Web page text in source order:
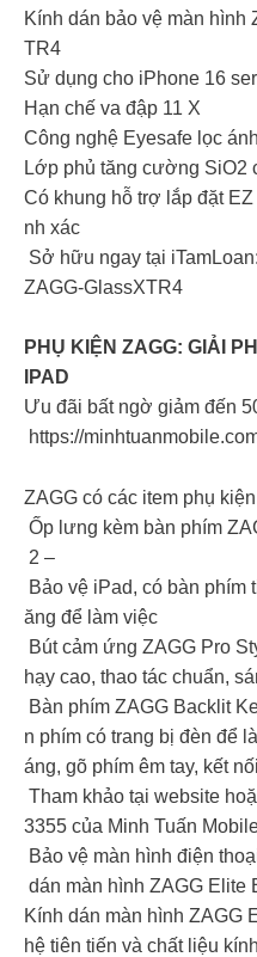
Kính dán bảo vệ màn hình
TR4
Sử dụng cho iPhone 16
Hạn chế va đập 11 X
Công nghệ Eyesafe lọc
Lớp phủ tăng cường SiO2
Có khung hỗ trợ lắp đặt
nh xác
Sở hữu ngay tại
ZAGG-GlassXTR4
PHỤ KIỆN ZAGG: GIẢI
IPAD
Ưu đãi bất ngờ giảm đến
https://
ZAGG có các item phụ
Ốp lưng kèm bàn phím
2 –
Bảo vệ iPad, có bàn phím
ăng để làm việc
Bút cảm ứng ZAGG Pro
hạy cao, thao tác chuẩn,
Bàn phím ZAGG Backlit
n phím có trang bị đèn để
áng, gõ phím êm tay, kết
Tham khảo tại website
3355 của Minh Tuấn
Bảo vệ màn hình điện
dán màn hình ZAGG Elite
Kính dán màn hình ZAGG
hệ tiên tiến và chất liệu